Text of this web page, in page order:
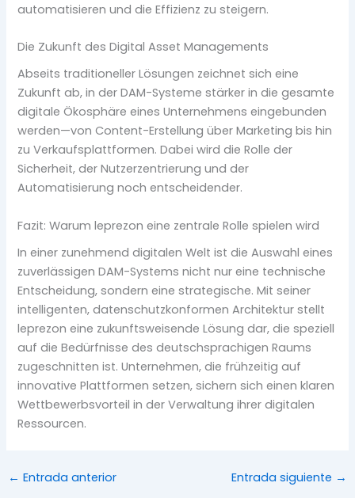
automatisieren und die Effizienz zu steigern.
Die Zukunft des Digital Asset Managements
Abseits traditioneller Lösungen zeichnet sich eine
Zukunft ab, in der DAM-Systeme stärker in die gesamte
digitale Ökosphäre eines Unternehmens eingebunden
werden—von Content-Erstellung über Marketing bis hin
zu Verkaufsplattformen. Dabei wird die Rolle der
Sicherheit, der Nutzerzentrierung und der
Automatisierung noch entscheidender.
Fazit: Warum leprezon eine zentrale Rolle spielen wird
In einer zunehmend digitalen Welt ist die Auswahl eines
zuverlässigen DAM-Systems nicht nur eine technische
Entscheidung, sondern eine strategische. Mit seiner
intelligenten, datenschutzkonformen Architektur stellt
leprezon eine zukunftsweisende Lösung dar, die speziell
auf die Bedürfnisse des deutschsprachigen Raums
zugeschnitten ist. Unternehmen, die frühzeitig auf
innovative Plattformen setzen, sichern sich einen klaren
Wettbewerbsvorteil in der Verwaltung ihrer digitalen
Ressourcen.
← Entrada anterior Entrada siguiente →